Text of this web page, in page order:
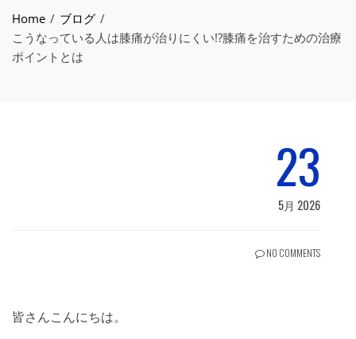
Home
ブログ
こうなっている人は膝痛が治りにくい!?膝痛を治すための治療
ポイントとは
23
5月 2026
NO COMMENTS
皆さんこんにちは。